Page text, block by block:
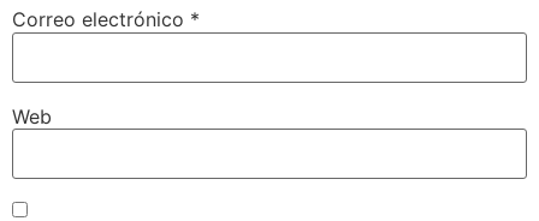
Correo electrónico *
Web